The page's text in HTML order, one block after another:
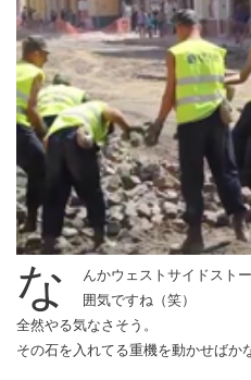
な
んかウェストサイドスト
囲気ですね（笑）
全然やる気なさそう。
その石を入れてる重機を動かせばか